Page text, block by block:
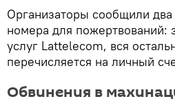
Организаторы сообщили
номера для пожертвований:
услуг Lattelecom, вся
перечисляется на личный
Обвинения в